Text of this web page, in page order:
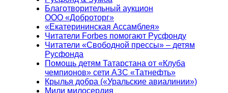
Благотворительный аукцион
ООО «Доброторг»
«Екатерининская Ассамблея»
Читатели Forbes помогают Русфонду
Читатели «Свободной прессы» – детям
Русфонда
Помощь детям Татарстана от «Клуба
чемпионов» сети АЗС «Татнефть»
Крылья добра («Уральские авиалинии»)
Мили милосердия